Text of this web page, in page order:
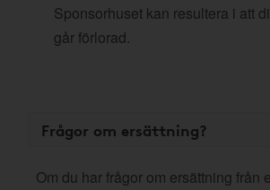
Sponsorhuset kan resultera i att
går förlorad.
Frågor om ersättning?
Om du har frågor om ersättning från